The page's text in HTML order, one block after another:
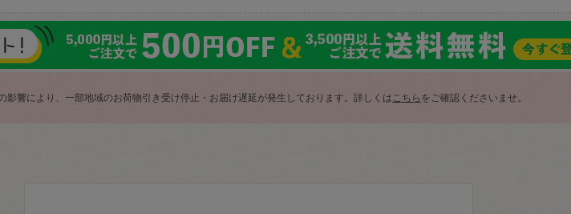
影響により、一部地域のお荷物引き受け停止・お届け遅延が発生しております。詳しくはこちら をご確認くださいませ。